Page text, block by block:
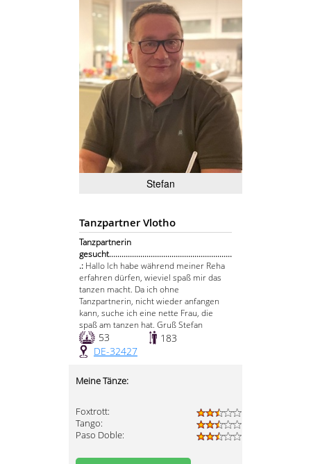
Stefan
Tanzpartner Vlotho
Tanzpartnerin
gesucht...........................................................
.: Hallo Ich habe während meiner Reha
erfahren dürfen, wieviel spaß mir das
tanzen macht. Da ich ohne
Tanzpartnerin, nicht wieder anfangen
kann, suche ich eine nette Frau, die
spaß am tanzen hat. Gruß Stefan
53
183
DE-32427
Meine Tänze:
Foxtrott:
Tango:
Paso Doble: